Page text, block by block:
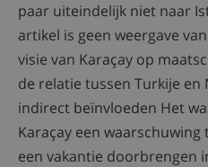
paar uiteindelijk niet naar
artikel is geen weergave
visie van Karaçay op
de relatie tussen Turkije
indirect beïnvloeden Het
Karaçay een
een vakantie doorbrengen